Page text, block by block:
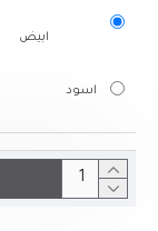
ابيض
اسود